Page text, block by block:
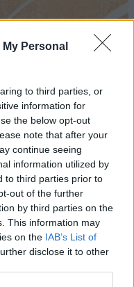
Personal
to third parties, or
information for
the below opt-out
note that after your
continue seeing
information utilized by
to third parties prior to
out of the further
by third parties on the
This information may
on the IAB’s List of
disclose it to other